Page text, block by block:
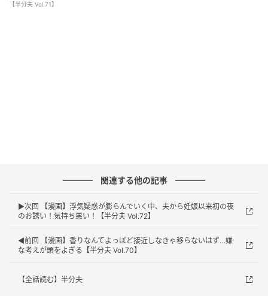
【半分夫 Vol.71】
関連する他の記事
▶次回 【漫画】浮気疑惑が膨らんでいく中、夫から妊娠以来初の夜
のお誘い！気持ち悪い！【半分夫 Vol.72】
◀前回 【漫画】香りなんてよっぽど接近しなきゃ移らないはず…嫌
な考えが頭をよぎる【半分夫 Vol.70】
【全話読む】半分夫